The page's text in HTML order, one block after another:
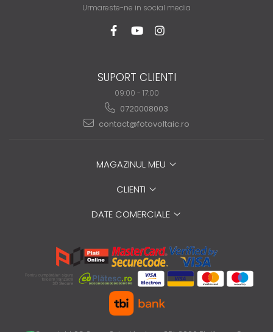
Urmareste-ne in social media
SUPORT CLIENTI
09:00 - 17:00
0720008003
contact@fotovoltaic.ro
MAGAZINUL MEU
CLIENTI
DATE COMERCIALE